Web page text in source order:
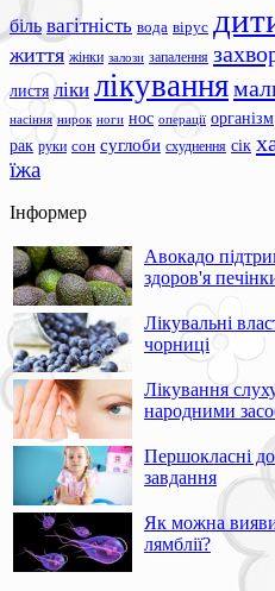
біль вагітність вода вірус
життя жінки залози запалення
листя ліки лікування
насіння нирок ноги нос операції організм
рак руки сон суглоби схуднення сік
їжа
Інформер
Авокадо
здоров'я
Лікувальні
чорниці
Лікування
народними
Першокласні
завдання
Як можна
лямблії?